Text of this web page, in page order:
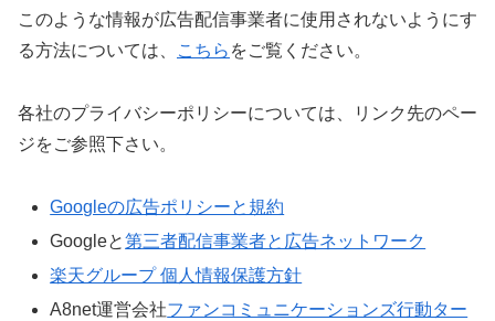
このような情報が広告配信事業者に使用されないようにす
る方法については、
こちら をご覧ください。
各社のプライバシーポリシーについては、リンク先のペー
ジをご参照下さい。
Googleの広告ポリシーと規約
Googleと第三者配信事業者と広告ネットワーク
楽天グループ 個人情報保護方針
A8net運営会社ファンコミュニケーションズ行動ター